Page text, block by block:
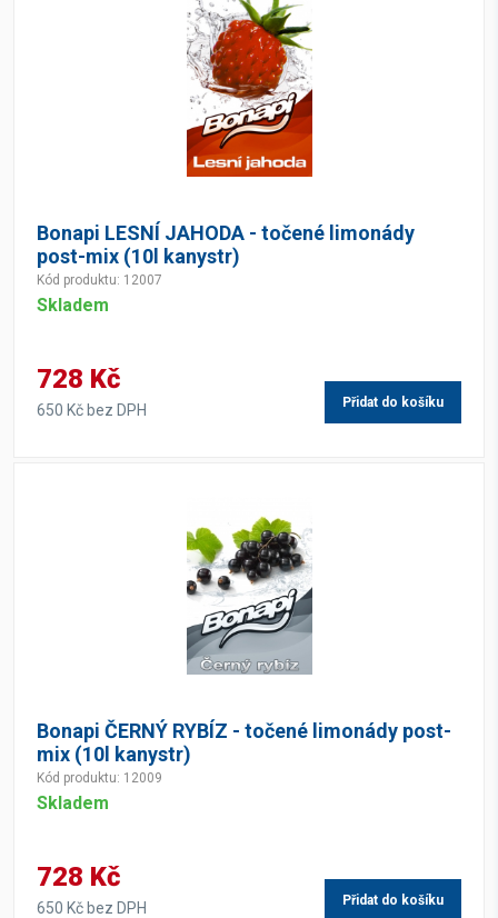
Bonapi LESNÍ JAHODA - točené limonády
post-mix (10l kanystr)
Kód produktu: 12007
Skladem
728 Kč
650 Kč bez DPH Přidat do košíku
Bonapi ČERNÝ RYBÍZ - točené limonády post-
mix (10l kanystr)
Kód produktu: 12009
Skladem
728 Kč
650 Kč bez DPH Přidat do košíku